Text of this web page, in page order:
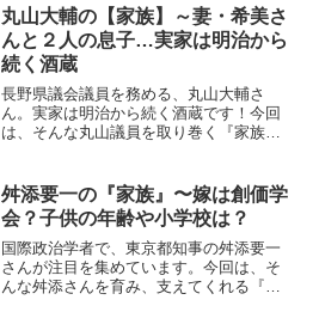
和52年〉11月15日出身地 ：兵庫県神戸
市最終学歴：東京...
丸山大輔の【家族】～妻・希美さ
んと２人の息子…実家は明治から
続く酒蔵
長野県議会議員を務める、丸山大輔さ
ん。実家は明治から続く酒蔵です！今回
は、そんな丸山議員を取り巻く『家族』
和49年〉8月11日出身地 ：長野県塩尻市
出身大学：慶応義...
舛添要一の『家族』〜嫁は創価学
会？子供の年齢や小学校は？
国際政治学者で、東京都知事の舛添要一
さんが注目を集めています。今回は、そ
んな舛添さんを育み、支えてくれる『家